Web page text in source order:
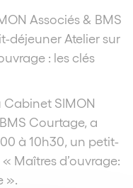
Associés & BMS
déjeuner Atelier sur
: les clés
SIMON
Courtage, a
à 10h30, un petit-
Maîtres d’ouvrage:
».